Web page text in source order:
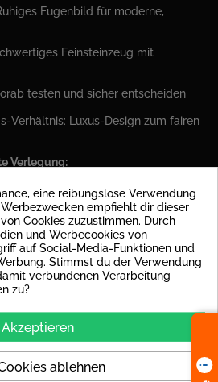
Fugenbild für moderne,
Feinsteinzeug mit
testen und sicher entscheiden
Verhältnis: Luxus-Design zum fairen
Verlegung:
Ergebnis empfehlen wir unbedingt
Diese minimiert
und erhöht die Langlebigkeit Ihrer
Fliesen wie dieser ein
Feinsteinzeug glasiert
eine reibungslose Verwendung
empfiehlt dir dieser
Cookies zuzustimmen. Durch
und Werbecookies von
auf Social-Media-Funktionen und
Stimmst du der Verwendung
verbundenen Verarbeitung
zu?
Akzeptieren
ablehnen